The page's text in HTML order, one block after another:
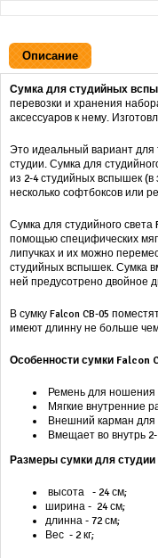
Описание
Сумка для студийных
перевозки и хранения
аксессуаров к нему.
Это идеальный вариант
студии. Сумка для
из 2-4 студийных вспышек
несколько софтбоксов или
Сумка для студийного света
помощью специфических
липучках и их можно
студийных вспышек. Сумка
ней предусотрено двойное
В сумку Falcon CB-05
имеют длинну не больше
Особенности сумки Falcon
Ремень для ношения
Мягкие внутренние
Внешний карман для
Вмещает во внутрь
Размеры сумки для студии
высота - 24 см;
ширина - 24 см;
длинна - 72 см;
Вес - 2 кг;